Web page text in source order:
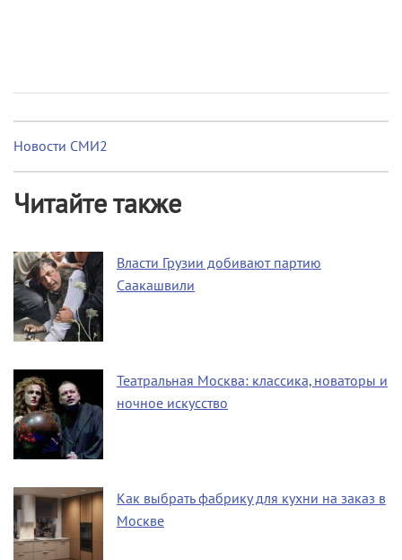
Новости СМИ2
Читайте также
Власти Грузии добивают партию
Саакашвили
Театральная Москва: классика, новаторы и
ночное искусство
Как выбрать фабрику для кухни на заказ в
Москве